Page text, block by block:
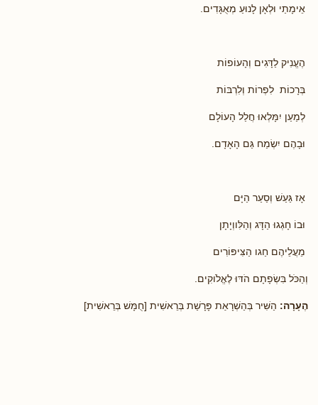
אֵימָתַי וּלְאָן לָנוּעַ מְאֻגָּדִים.
הֶעֱנִיק לַדָּגִים וְהָעוֹפוֹת
בְּרָכוֹת לִפְרוֹת וְלִרְבּוֹת
לְמַעַן יִמָּלְאוּ חֲלַל הָעוֹלָם
וּבָהֶם יִשְׂמַח גַּם הָאָדָם.
אָז גַּעַשׁ וְסַעַר הַיָּם
וּבוֹ חָגְגוּ הַדָּג וְהַלִּווְיָתָן
מֵעֲלֵיהֶם חַגו הַצִּיפּוֹרִים
וְהַכֹּל בִּשְׂפָתָם הֹדּוּ לֶאֱלֹוקִים.
הֶעָרָה: הַשִּׁיר בְּהַשְׁרָאַת פָּרָשַׁת בְּרֵאשִׁית [חֻמָּשׁ בְּרֵאשִׁית]